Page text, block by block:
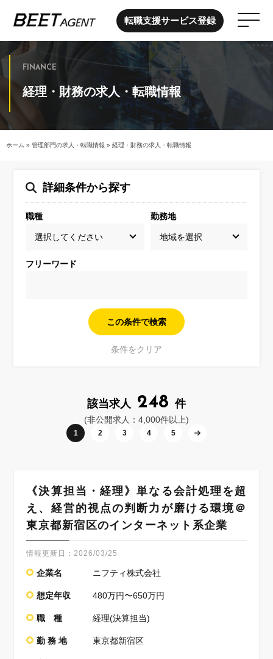
転職支援サービス登録
FINANCE
経理・財務の求人・転職情報
ホーム » 管理部門の求人・転職情報 » 経理・財務の求人・転職情報
詳細条件から探す
職種 勤務地
フリーワード
該当求人 248 件
(非公開求人：4,000件以上)
1 2 3 4 5
《決算担当・経理》単なる会計処理を超
え、経営的視点の判断力が磨ける環境＠
東京都新宿区のインターネット系企業
情報更新日：2026/03/25
企業名 ニフティ株式会社
想定年収 480万円〜650万円
職 種 経理(決算担当)
勤 務 地 東京都新宿区